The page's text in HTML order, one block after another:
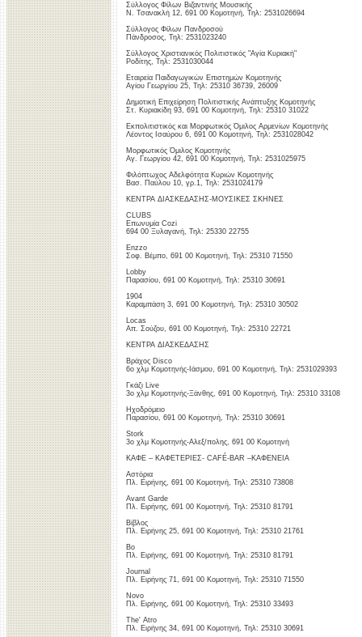
Σύλλογος Φίλων Βιζαντινής Μουσικής
Ν. Τσανακλή 12, 691 00 Κομοτηνή, Τηλ: 2531026694
Σύλλογος Φίλων Πανδροσού
Πάνδροσος, Τηλ: 2531023240
Σύλλογος Χριστιανικός Πολιτιστικός "Αγία Κυριακή"
Ροδίτης, Τηλ: 2531030044
Εταιρεία Παιδαγωγικών Επιστημών Κομοτηνής
Αγίου Γεωργίου 25, Τηλ: 25310 36739, 26009
Δημοτική Επιχείρηση Πολιτιστικής Ανάπτυξης Κομοτηνής
Στ. Κυριακίδη 93, 691 00 Κομοτηνή, Τηλ: 25310 31022
Εκπολιτιστικός και Μορφωτικός Όμιλος Αρμενίων Κομοτηνής
Λέοντος Ισαύρου 6, 691 00 Κομοτηνή, Τηλ: 2531028042
Μορφωτικός Όμιλος Κομοτηνής
Αγ. Γεωργίου 42, 691 00 Κομοτηνή, Τηλ: 2531025975
Φιλόπτωχος Αδελφότητα Κυριών Κομοτηνής
Βασ. Παύλου 10, γρ.1, Τηλ: 2531024179
ΚΕΝΤΡΑ ΔΙΑΣΚΕΔΑΣΗΣ-ΜΟΥΣΙΚΕΣ ΣΚΗΝΕΣ
CLUBS
Επωνυμία Cozi
694 00 Ξυλαγανή, Τηλ: 25330 22755
Enzzo
Σοφ. Βέμπο, 691 00 Κομοτηνή, Τηλ: 25310 71550
Lobby
Παρασίου, 691 00 Κομοτηνή, Τηλ: 25310 30691
1904
Καραμπάση 3, 691 00 Κομοτηνή, Τηλ: 25310 30502
Locas
Απ. Σούζου, 691 00 Κομοτηνή, Τηλ: 25310 22721
ΚΕΝΤΡΑ ΔΙΑΣΚΕΔΑΣΗΣ
Βράχος Disco
6ο χλμ Κομοτηνής-Ιάσμου, 691 00 Κομοτηνή, Τηλ: 2531029393
Γκάζι Live
3ο χλμ Κομοτηνής-Ξάνθης, 691 00 Κομοτηνή, Τηλ: 25310 33108
Ηχοδρόμειο
Παρασίου, 691 00 Κομοτηνή, Τηλ: 25310 30691
Stork
3o χλμ Κομοτηνής-Αλεξ/πολης, 691 00 Κομοτηνή
ΚΑΦΕ – ΚΑΦΕΤΕΡΙΕΣ- CAFÉ-BAR –ΚΑΦΕΝΕΙΑ
Αστόρια
Πλ. Ειρήνης, 691 00 Κομοτηνή, Τηλ: 25310 73808
Avant Garde
Πλ. Ειρήνης, 691 00 Κομοτηνή, Τηλ: 25310 81791
Βίβλος
Πλ. Ειρήνης 25, 691 00 Κομοτηνή, Τηλ: 25310 21761
Bo
Πλ. Ειρήνης, 691 00 Κομοτηνή, Τηλ: 25310 81791
Journal
Πλ. Ειρήνης 71, 691 00 Κομοτηνή, Τηλ: 25310 71550
Novo
Πλ. Ειρήνης, 691 00 Κομοτηνή, Τηλ: 25310 33493
The' Atro
Πλ. Ειρήνης 34, 691 00 Κομοτηνή, Τηλ: 25310 30691